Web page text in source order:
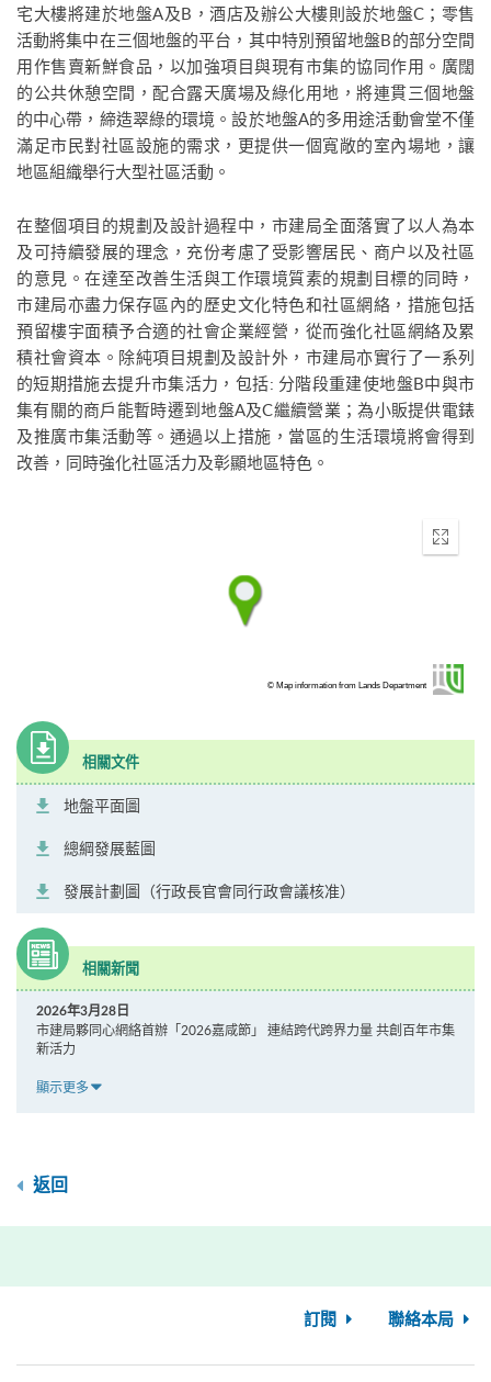
宅大樓將建於地盤A及B，酒店及辦公大樓則設於地盤C；零售
活動將集中在三個地盤的平台，其中特別預留地盤B的部分空間
用作售賣新鮮食品，以加強項目與現有市集的協同作用。廣闊
的公共休憩空間，配合露天廣場及綠化用地，將連貫三個地盤
的中心帶，締造翠綠的環境。設於地盤A的多用途活動會堂不僅
滿足市民對社區設施的需求，更提供一個寬敞的室內場地，讓
地區組織舉行大型社區活動。
在整個項目的規劃及設計過程中，市建局全面落實了以人為本
及可持續發展的理念，充份考慮了受影響居民、商户以及社區
的意見。在達至改善生活與工作環境質素的規劃目標的同時，
市建局亦盡力保存區內的歷史文化特色和社區網絡，措施包括
預留樓宇面積予合適的社會企業經營，從而強化社區網絡及累
積社會資本。除純項目規劃及設計外，市建局亦實行了一系列
的短期措施去提升市集活力，包括: 分階段重建使地盤B中與市
集有關的商戶能暫時遷到地盤A及C繼續營業；為小販提供電錶
及推廣市集活動等。通過以上措施，當區的生活環境將會得到
改善，同時強化社區活力及彰顯地區特色。
Enter
© Map information from Lands Department
相關文件
地盤平面圖
總綱發展藍圖
發展計劃圖（行政長官會同行政會議核准）
相關新聞
2026年3月28日
市建局夥同心網絡首辦「2026嘉咸節」 連結跨代跨界力量 共創百年市集
新活力
顯示更多
返回
訂閱 聯絡本局